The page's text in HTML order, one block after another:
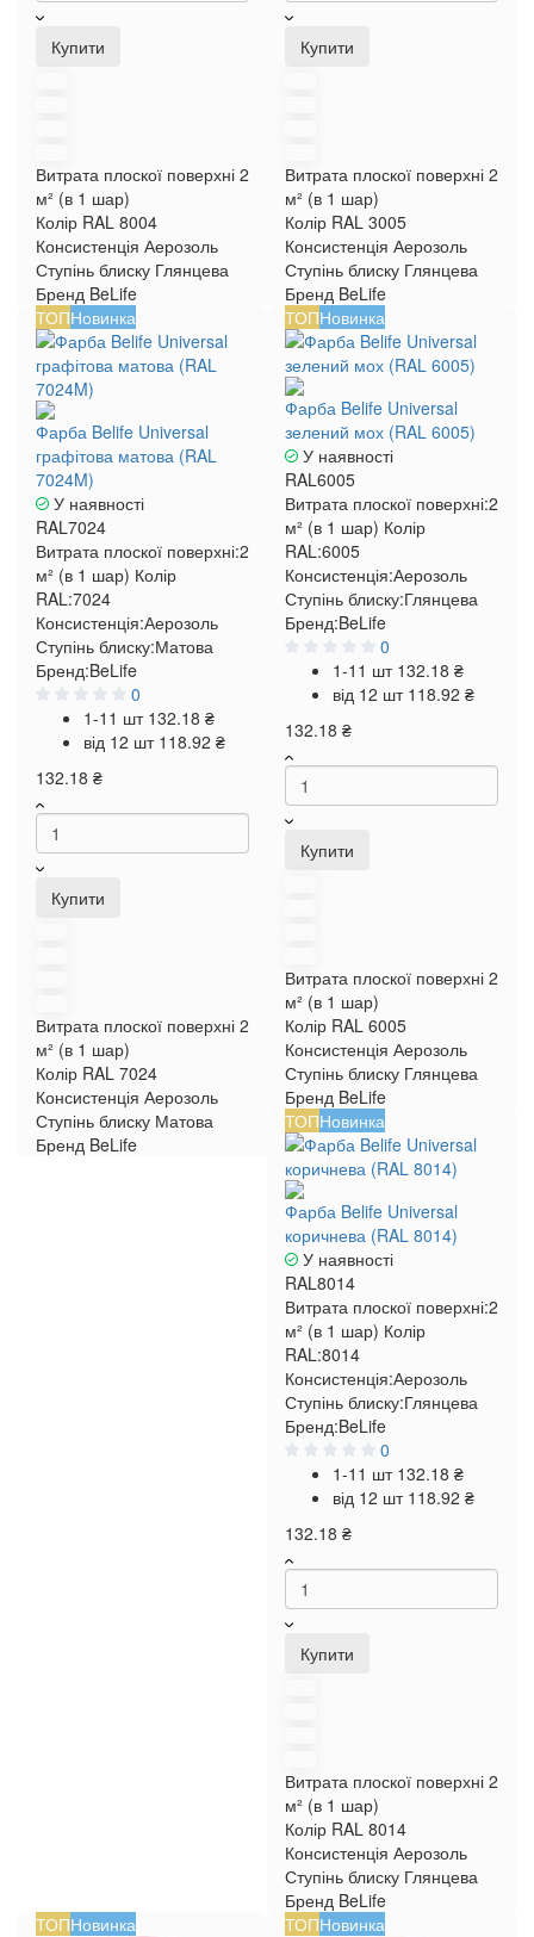
Купити
Витрата плоскої поверхні 2
м² (в 1 шар)
Колір RAL 8004
Консистенція Аерозоль
Ступінь блиску Глянцева
Бренд BeLife
Купити
Витрата плоскої поверхні 2
м² (в 1 шар)
Колір RAL 3005
Консистенція Аерозоль
Ступінь блиску Глянцева
Бренд BeLife
ТОПНовинка
Фарба Belife Universal
графітова матова (RAL
7024M)
У наявності
RAL7024
Витрата плоскої поверхні:2
м² (в 1 шар) Колір
RAL:7024
Консистенція:Аерозоль
Ступінь блиску:Матова
Бренд:BeLife
0
1-11 шт 132.18 ₴
від 12 шт 118.92 ₴
132.18 ₴
Купити
Витрата плоскої поверхні 2
м² (в 1 шар)
Колір RAL 7024
Консистенція Аерозоль
Ступінь блиску Матова
Бренд BeLife
ТОПНовинка
Фарба Belife Universal
зелений мох (RAL 6005)
У наявності
RAL6005
Витрата плоскої поверхні:2
м² (в 1 шар) Колір
RAL:6005
Консистенція:Аерозоль
Ступінь блиску:Глянцева
Бренд:BeLife
0
1-11 шт 132.18 ₴
від 12 шт 118.92 ₴
132.18 ₴
Купити
Витрата плоскої поверхні 2
м² (в 1 шар)
Колір RAL 6005
Консистенція Аерозоль
Ступінь блиску Глянцева
Бренд BeLife
ТОПНовинка
Фарба Belife Universal
коричнева (RAL 8014)
У наявності
RAL8014
Витрата плоскої поверхні:2
м² (в 1 шар) Колір
RAL:8014
Консистенція:Аерозоль
Ступінь блиску:Глянцева
Бренд:BeLife
0
1-11 шт 132.18 ₴
від 12 шт 118.92 ₴
132.18 ₴
Купити
Витрата плоскої поверхні 2
м² (в 1 шар)
Колір RAL 8014
Консистенція Аерозоль
Ступінь блиску Глянцева
Бренд BeLife
ТОПНовинка ТОПНовинка